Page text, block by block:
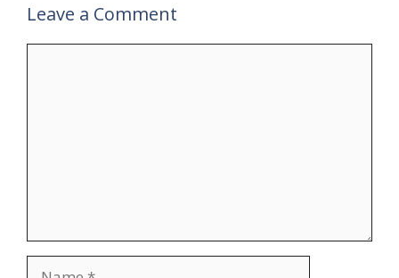
Leave a Comment